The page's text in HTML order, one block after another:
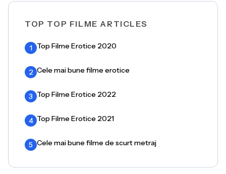
TOP TOP FILME ARTICLES
1 Top Filme Erotice 2020
2 Cele mai bune filme erotice
3 Top Filme Erotice 2022
4 Top Filme Erotice 2021
5 Cele mai bune filme de scurt metraj